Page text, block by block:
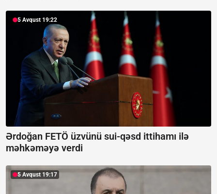
5 Avqust 19:22
Ərdoğan FETÖ üzvünü sui-qəsd ittihamı ilə
məhkəməyə verdi
5 Avqust 19:17